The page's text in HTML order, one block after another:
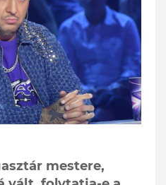
mestere,